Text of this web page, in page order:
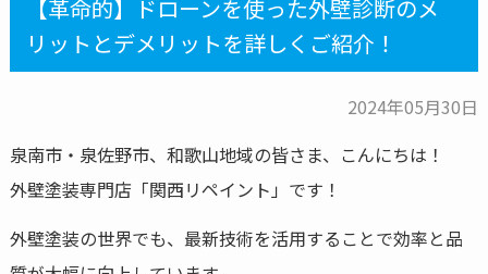
【革命的】ドローンを使った外壁診断のメ
リットとデメリットを詳しくご紹介！
2024年05月30日
泉南市・泉佐野市、和歌山地域の皆さま、こんにちは！
外壁塗装専門店「関西リペイント」です！
外壁塗装の世界でも、最新技術を活用することで効率と品